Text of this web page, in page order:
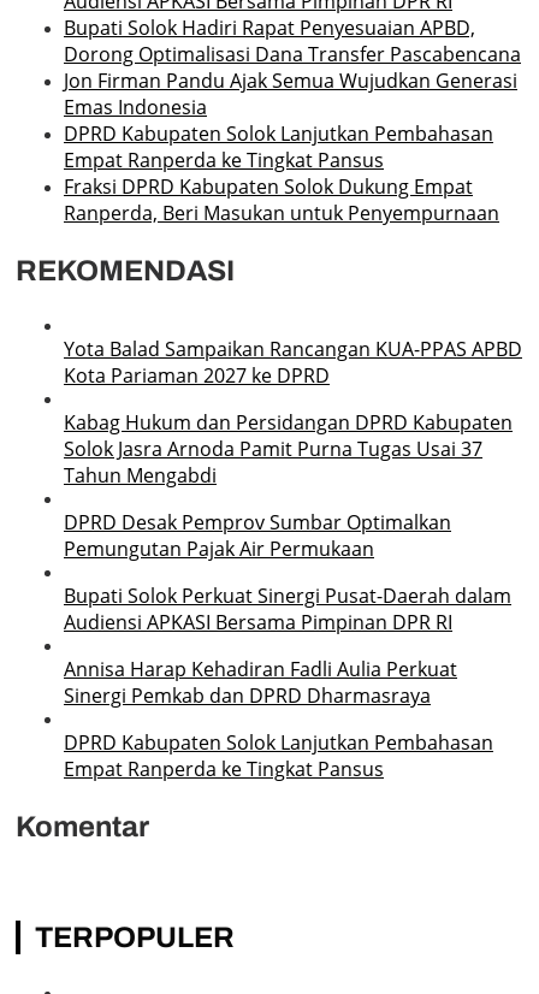
Bupati Solok Hadiri Rapat Penyesuaian APBD,
Dorong Optimalisasi Dana Transfer Pascabencana
Jon Firman Pandu Ajak Semua Wujudkan Generasi
Emas Indonesia
DPRD Kabupaten Solok Lanjutkan Pembahasan
Empat Ranperda ke Tingkat Pansus
Fraksi DPRD Kabupaten Solok Dukung Empat
Ranperda, Beri Masukan untuk Penyempurnaan
REKOMENDASI
Yota Balad Sampaikan Rancangan KUA-PPAS APBD
Kota Pariaman 2027 ke DPRD
Kabag Hukum dan Persidangan DPRD Kabupaten
Solok Jasra Arnoda Pamit Purna Tugas Usai 37
Tahun Mengabdi
DPRD Desak Pemprov Sumbar Optimalkan
Pemungutan Pajak Air Permukaan
Bupati Solok Perkuat Sinergi Pusat-Daerah dalam
Audiensi APKASI Bersama Pimpinan DPR RI
Annisa Harap Kehadiran Fadli Aulia Perkuat
Sinergi Pemkab dan DPRD Dharmasraya
DPRD Kabupaten Solok Lanjutkan Pembahasan
Empat Ranperda ke Tingkat Pansus
Komentar
TERPOPULER